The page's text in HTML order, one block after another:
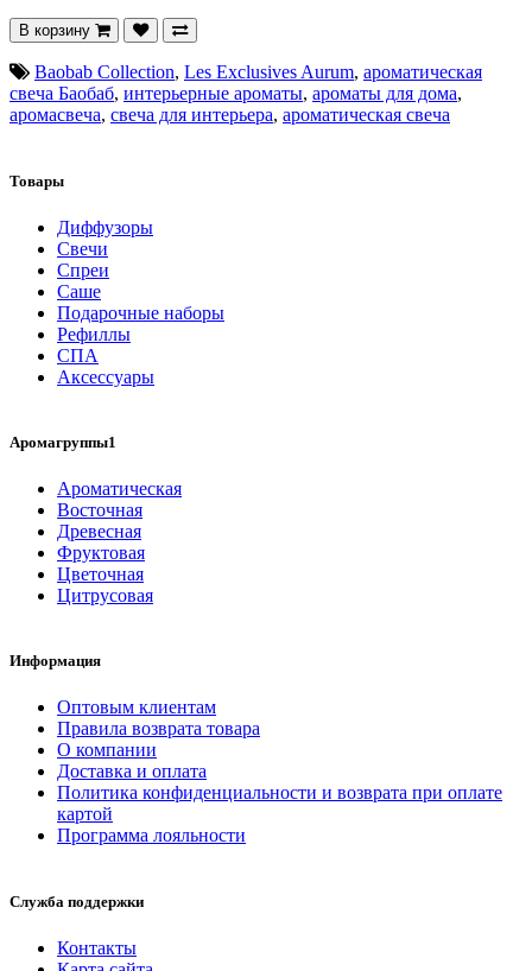
В корзину
Baobab Collection, Les Exclusives Aurum, ароматическая
свеча Баобаб, интерьерные ароматы, ароматы для дома,
аромасвеча, свеча для интерьера, ароматическая свеча
Товары
Диффузоры
Свечи
Спреи
Саше
Подарочные наборы
Рефиллы
СПА
Аксессуары
Аромагруппы1
Ароматическая
Восточная
Древесная
Фруктовая
Цветочная
Цитрусовая
Информация
Оптовым клиентам
Правила возврата товара
О компании
Доставка и оплата
Политика конфиденциальности и возврата при оплате
картой
Программа лояльности
Служба поддержки
Контакты